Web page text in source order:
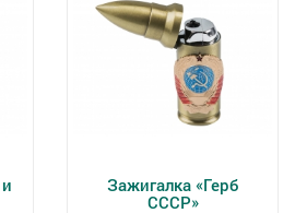
Зажигалка «Герб
СССР»